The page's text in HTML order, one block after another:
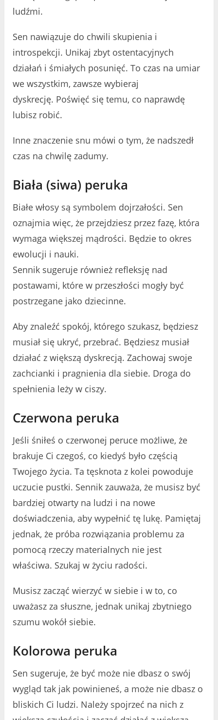
ludźmi.
Sen nawiązuje do chwili skupienia i
introspekcji. Unikaj zbyt ostentacyjnych
działań i śmiałych posunięć. To czas na umiar
we wszystkim, zawsze wybieraj
dyskrecję. Poświęć się temu, co naprawdę
lubisz robić.
Inne znaczenie snu mówi o tym, że nadszedł
czas na chwilę zadumy.
Biała (siwa) peruka
Białe włosy są symbolem dojrzałości. Sen
oznajmia więc, że przejdziesz przez fazę, która
wymaga większej mądrości. Będzie to okres
ewolucji i nauki.
Sennik sugeruje również refleksję nad
postawami, które w przeszłości mogły być
postrzegane jako dziecinne.
Aby znaleźć spokój, którego szukasz, będziesz
musiał się ukryć, przebrać. Będziesz musiał
działać z większą dyskrecją. Zachowaj swoje
zachcianki i pragnienia dla siebie. Droga do
spełnienia leży w ciszy.
Czerwona peruka
Jeśli śniłeś o czerwonej peruce możliwe, że
brakuje Ci czegoś, co kiedyś było częścią
Twojego życia. Ta tęsknota z kolei powoduje
uczucie pustki. Sennik zauważa, że musisz być
bardziej otwarty na ludzi i na nowe
doświadczenia, aby wypełnić tę lukę. Pamiętaj
jednak, że próba rozwiązania problemu za
pomocą rzeczy materialnych nie jest
właściwa. Szukaj w życiu radości.
Musisz zacząć wierzyć w siebie i w to, co
uważasz za słuszne, jednak unikaj zbytniego
szumu wokół siebie.
Kolorowa peruka
Sen sugeruje, że być może nie dbasz o swój
wygląd tak jak powinieneś, a może nie dbasz o
bliskich Ci ludzi. Należy spojrzeć na nich z